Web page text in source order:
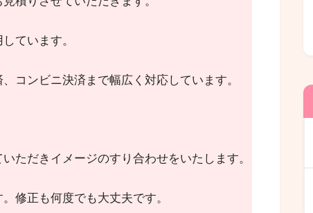
ています。
コンビニ決済まで幅広く対応しています。
ただきイメージのすり合わせをいたします。
修正も何度でも大丈夫です。